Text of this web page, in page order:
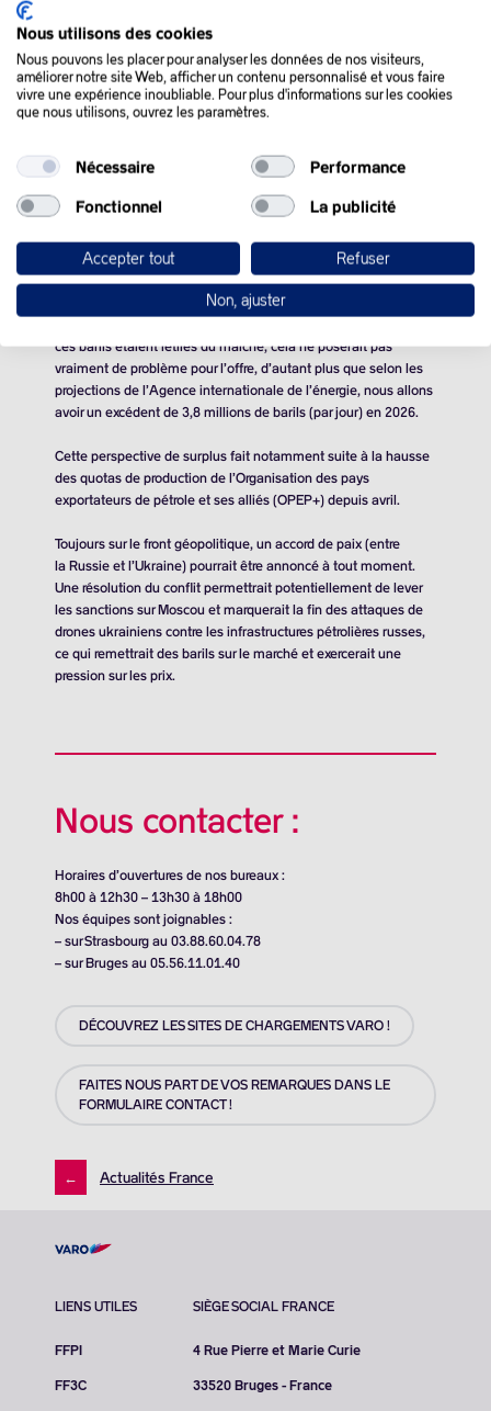
QUE SE PASSE-T-IL
DANS LE MONDE :
Les cours du brut ont gagné du terrain mercredi, poussés par
pétroliers sous sanctions se rendant ou partant du Venezuela.
Les opérateurs réalisent aussi que les Vénézuéliens ne
ces barils étaient retirés du marché, cela ne poserait pas
vraiment de problème pour l’offre, d’autant plus que selon les
projections de l’Agence internationale de l’énergie, nous allons
avoir un excédent de 3,8 millions de barils (par jour) en 2026.
Cette perspective de surplus fait notamment suite à la hausse
des quotas de production de l’Organisation des pays
exportateurs de pétrole et ses alliés (OPEP+) depuis avril.
Toujours sur le front géopolitique, un accord de paix (entre
la Russie et l’Ukraine) pourrait être annoncé à tout moment.
Une résolution du conflit permettrait potentiellement de lever
les sanctions sur Moscou et marquerait la fin des attaques de
drones ukrainiens contre les infrastructures pétrolières russes,
ce qui remettrait des barils sur le marché et exercerait une
pression sur les prix.
Nous contacter :
Horaires d’ouvertures de nos bureaux :
8h00 à 12h30 – 13h30 à 18h00
Nos équipes sont joignables :
– sur Strasbourg au 03.88.60.04.78
– sur Bruges au 05.56.11.01.40
DÉCOUVREZ LES SITES DE CHARGEMENTS VARO !
FAITES NOUS PART DE VOS REMARQUES DANS LE
FORMULAIRE CONTACT !
← Actualités France
LIENS UTILES
FFPI
FF3C
SIÈGE SOCIAL FRANCE
4 Rue Pierre et Marie Curie
33520 Bruges - France
Nous utilisons des cookies
Nous pouvons les placer pour analyser les données de nos visiteurs,
améliorer notre site Web, afficher un contenu personnalisé et vous faire
vivre une expérience inoubliable. Pour plus d'informations sur les cookies
que nous utilisons, ouvrez les paramètres.
Nécessaire Performance
Fonctionnel La publicité
Accepter tout Refuser
Non, ajuster